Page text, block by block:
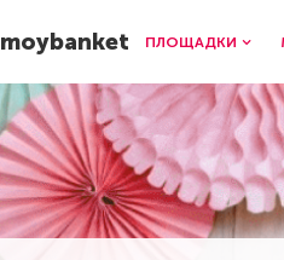
moybanket ПЛОЩАДКИ